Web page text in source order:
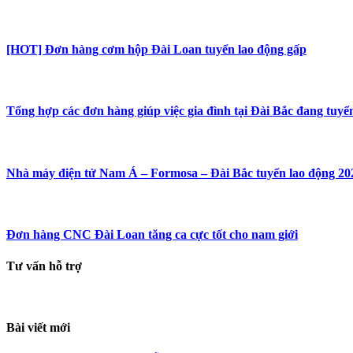
[HOT] Đơn hàng cơm hộp Đài Loan tuyển lao động gấp
Tổng hợp các đơn hàng giúp việc gia đình tại Đài Bắc đang
Nhà máy điện tử Nam Á – Formosa – Đài Bắc tuyển lao động
Đơn hàng CNC Đài Loan tăng ca cực tốt cho nam giới
Tư vấn hỗ trợ
Bài viết mới